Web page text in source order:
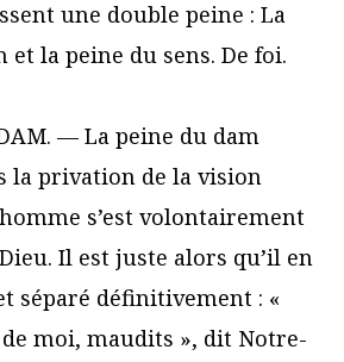
une double peine : La
et la peine du sens. De foi.
— La peine du dam
la privation de la vision
s’est volontairement
Il est juste alors qu’il en
séparé définitivement : «
moi, maudits », dit Notre-